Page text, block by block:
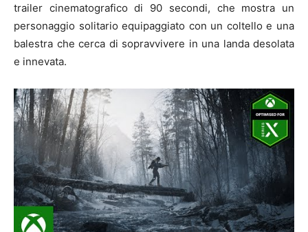
trailer cinematografico di 90 secondi, che mostra un
personaggio solitario equipaggiato con un coltello e una
balestra che cerca di sopravvivere in una landa desolata
e innevata.